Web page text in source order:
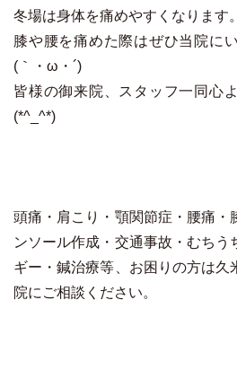
冬場は身体を痛めやすくなります。
膝や腰を痛めた際はぜひ当院に
(｀・ω・´)
皆様の御来院、スタッフ一同心
(*^_^*)
頭痛・肩こり・顎関節症・腰痛・
ンソール作成・交通事故・むちう
ギー・鍼治療等、お困りの方は久
院にご相談ください。